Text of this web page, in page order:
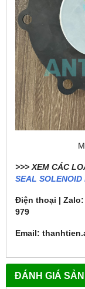
>>> XEM CÁC
SEAL SOLENOID
Điện thoại | Zalo:
979
Email:
ĐÁNH GIÁ